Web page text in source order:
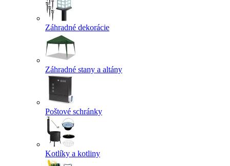
Záhradné dekorácie
Záhradné stany a altány
Poštové schránky
Kotlíky a kotliny